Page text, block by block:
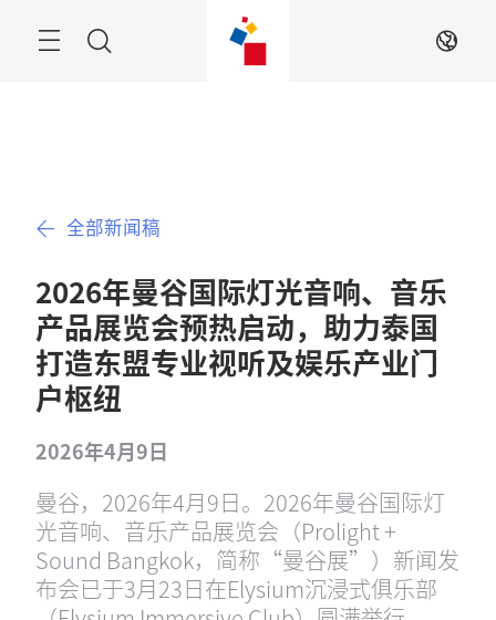
Menu ZH
全部新闻稿
2026年曼谷国际灯光音响、音乐
产品展览会预热启动，助力泰国
打造东盟专业视听及娱乐产业门
户枢纽
2026年4月9日
曼谷，2026年4月9日。2026年曼谷国际灯
光音响、音乐产品展览会（Prolight +
Sound Bangkok，简称“曼谷展”）新闻发
布会已于3月23日在Elysium沉浸式俱乐部